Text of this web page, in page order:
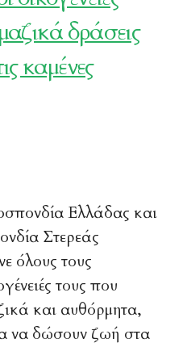
δράσεις
καμένες
Ελλάδας και
Στερεάς
όλους τους
τους που
και αυθόρμητα,
να δώσουν ζωή στα